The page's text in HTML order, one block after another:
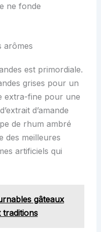
ne fonde
arômes
est primordiale.
grises pour un
extra-fine pour une
d’amande
de rhum ambré
des meilleures
artificiels qui
gâteaux
traditions